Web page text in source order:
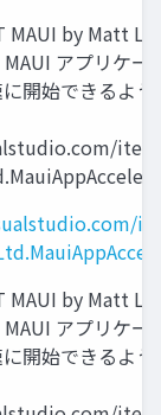
by Matt
アプリケー
開始できるよ
by Matt
アプリケー
開始できるよ